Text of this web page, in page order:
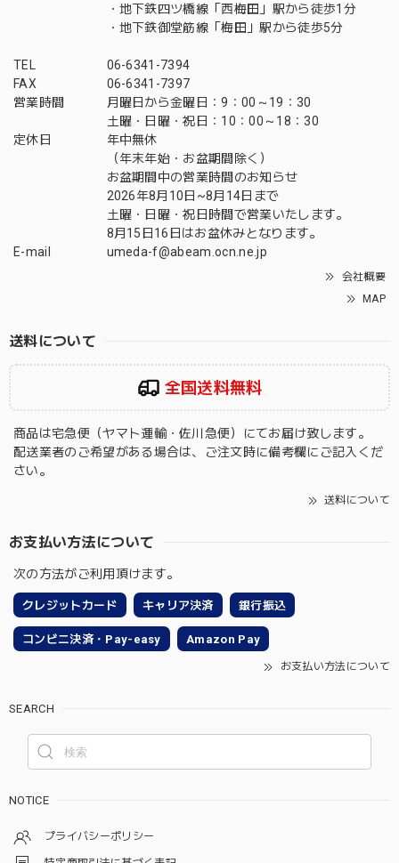
・地下鉄四ツ橋線「西梅田」駅から徒歩1分
・地下鉄御堂筋線「梅田」駅から徒歩5分
TEL
06-6341-7394
FAX
06-6341-7397
営業時間
月曜日から金曜日：9：00～19：30
土曜・日曜・祝日：10：00～18：30
定休日
年中無休
（年末年始・お盆期間除く）
お盆期間中の営業時間のお知らせ
2026年8月10日~8月14日まで
土曜・日曜・祝日時間で営業いたします。
8月15日16日はお盆休みとなります。
E-mail
umeda-f@abeam.ocn.ne.jp
会社概要
MAP
送料について
全国送料無料
商品は宅急便（ヤマト運輸・佐川急便）にてお届け致します。
配送業者のご希望がある場合は、ご注文時に備考欄にご記入くだ
さい。
送料について
お支払い方法について
次の方法がご利用頂けます。
クレジットカード キャリア決済 銀行振込
コンビニ決済・Pay-easy Amazon Pay
お支払い方法について
SEARCH
NOTICE
プライバシーポリシー